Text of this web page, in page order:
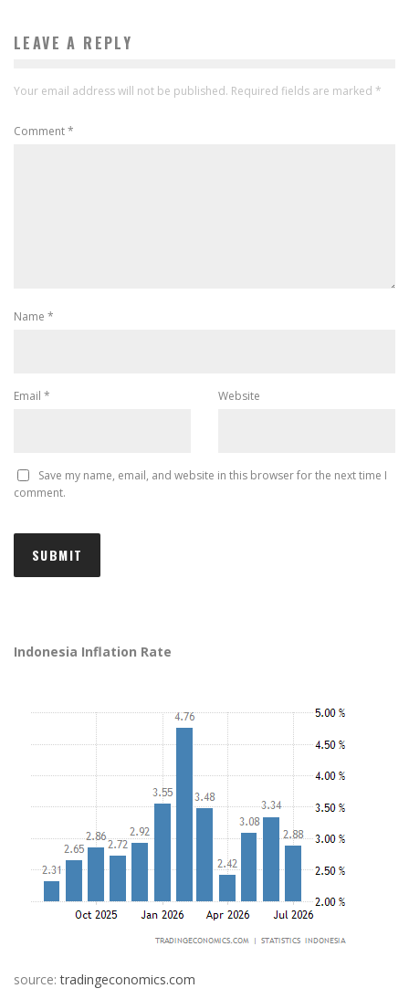
LEAVE A REPLY
Your email address will not be published. Required fields are marked *
Comment*
Name *
Email * Website
Save my name, email, and website in this browser for the next time I
comment.
Indonesia Inflation Rate
source:tradingeconomics.com